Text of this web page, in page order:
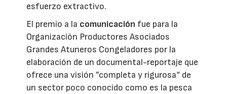
esfuerzo extractivo.
El premio a la comunicación fue para la
Organización Productores Asociados
Grandes Atuneros Congeladores por la
elaboración de un documental-reportaje que
ofrece una visión ”completa y rigurosa“ de
un sector poco conocido como es la pesca